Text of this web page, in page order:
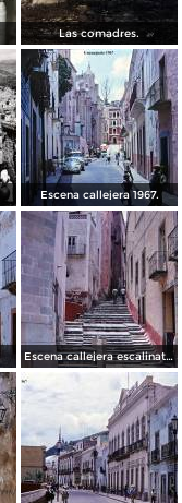
Las comadres.
Escena callejera 1967.
Escena callejera escalinata 1967.